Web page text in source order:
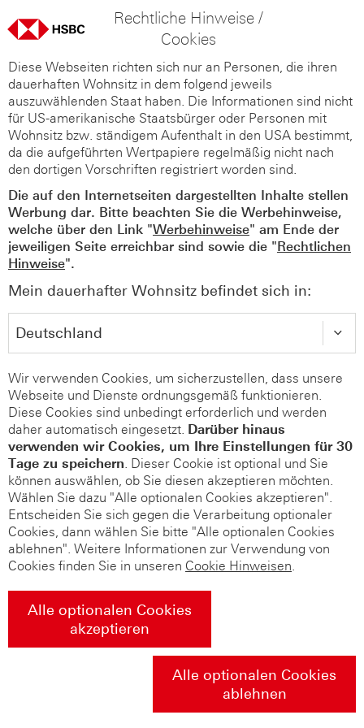
Rechtliche Hinweise /
Cookies
Diese Webseiten richten sich nur an Personen, die ihren
dauerhaften Wohnsitz in dem folgend jeweils
auszuwählenden Staat haben. Die Informationen sind nicht
für US-amerikanische Staatsbürger oder Personen mit
Wohnsitz bzw. ständigem Aufenthalt in den USA bestimmt,
da die aufgeführten Wertpapiere regelmäßig nicht nach
den dortigen Vorschriften registriert worden sind.
Die auf den Internetseiten dargestellten Inhalte stellen
Werbung dar. Bitte beachten Sie die Werbehinweise,
welche über den Link "Werbehinweise" am Ende der
jeweiligen Seite erreichbar sind sowie die "Rechtlichen
Hinweise".
Mein dauerhafter Wohnsitz befindet sich in:
Wir verwenden Cookies, um sicherzustellen, dass unsere
Webseite und Dienste ordnungsgemäß funktionieren.
Diese Cookies sind unbedingt erforderlich und werden
daher automatisch eingesetzt. Darüber hinaus
verwenden wir Cookies, um Ihre Einstellungen für 30
Tage zu speichern. Dieser Cookie ist optional und Sie
können auswählen, ob Sie diesen akzeptieren möchten.
Wählen Sie dazu "Alle optionalen Cookies akzeptieren".
Entscheiden Sie sich gegen die Verarbeitung optionaler
Cookies, dann wählen Sie bitte "Alle optionalen Cookies
ablehnen". Weitere Informationen zur Verwendung von
Cookies finden Sie in unseren Cookie Hinweisen.
Alle optionalen Cookies
akzeptieren
Alle optionalen Cookies
ablehnen